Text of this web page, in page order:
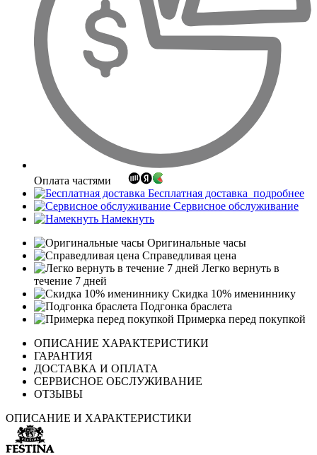
Оплата частями
Бесплатная доставка подробнее
Сервисное обслуживание
Намекнуть
Оригинальные часы
Справедливая цена
Легко вернуть в
течение 7 дней
Скидка 10% имениннику
Подгонка браслета
Примерка перед покупкой
ОПИСАНИЕ ХАРАКТЕРИСТИКИ
ГАРАНТИЯ
ДОСТАВКА И ОПЛАТА
СЕРВИСНОЕ ОБСЛУЖИВАНИЕ
ОТЗЫВЫ
ОПИСАНИЕ И ХАРАКТЕРИСТИКИ